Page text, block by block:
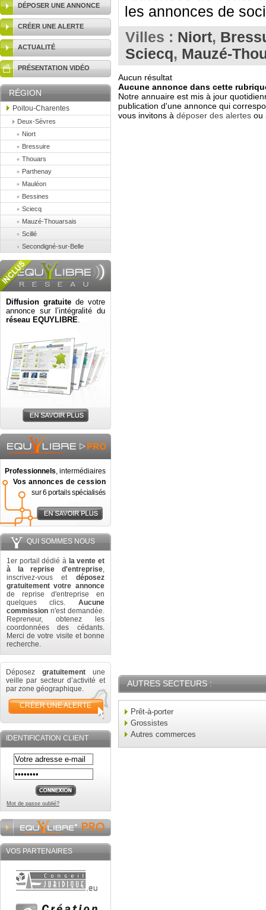
DÉPOSER UNE ANNONCE
CRÉER UNE ALERTE
ACTUALITÉ
PRÉSENTATION VIDÉO
RÉGION
Poitou-Charentes
Deux-Sèvres
Niort
Bressuire
Thouars
Parthenay
Mauléon
Bessines
Sciecq
Mauzé-Thouarsais
Scillé
Secondigné-sur-Belle
Diffusion gratuite de votre
annonce sur l’intégralité du
réseau EQUYLIBRE.
Professionnels, intermédiaires
Vos annonces de cession
sur 6 portails spécialisés
QUI SOMMES NOUS
1er portail dédié à la vente et
à la reprise d'entreprise,
inscrivez-vous et déposez
gratuitement votre annonce
de reprise d'entreprise en
quelques clics. Aucune
commission n'est demandée.
Repreneur, obtenez les
coordonnées des cédants.
Merci de votre visite et bonne
recherche.
Déposez gratuitement une
veille par secteur d’activité et
par zone géographique.
CRÉER UNE ALERTE
IDENTIFICATION CLIENT
Mot de passe oublié?
VOS PARTENAIRES
les annonces de
Villes : Niort,
Sciecq, Mauzé-
Aucun résultat
Aucune annonce dans cette
Notre annuaire est mis à jour
publication d'une annonce qui
vous invitons à déposer des alertes ou
AUTRES SECTEURS :
Prêt-à-porter
Grossistes
Autres commerces